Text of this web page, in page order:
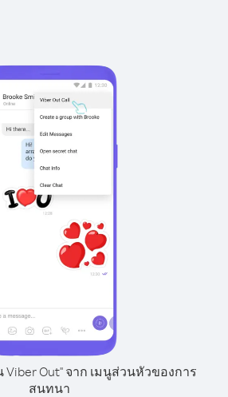
Viber Out" จาก เมนูส่วนหัวของการ
สนทนา